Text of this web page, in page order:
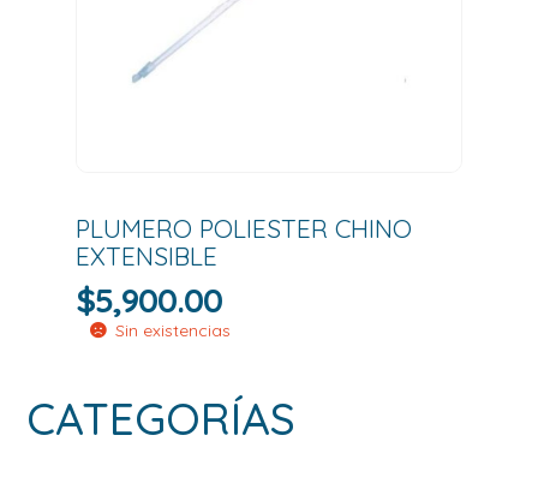
PLUMERO POLIESTER CHINO
EXTENSIBLE
$5,900.00
Sin existencias
CATEGORÍAS